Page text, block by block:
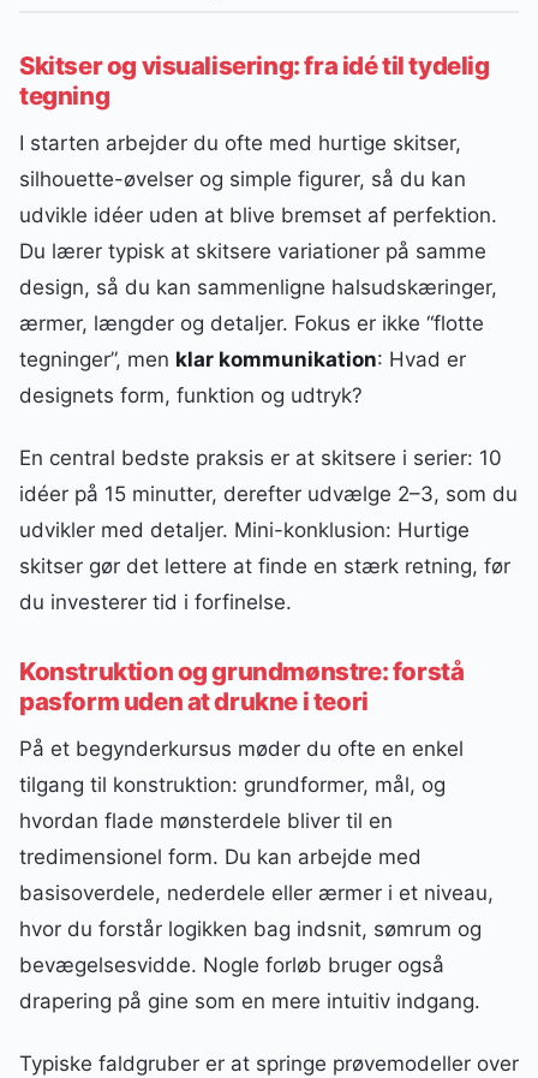
Skitser og visualisering: fra idé til tydelig
tegning
I starten arbejder du ofte med hurtige skitser,
silhouette-øvelser og simple figurer, så du kan
udvikle idéer uden at blive bremset af perfektion.
Du lærer typisk at skitsere variationer på samme
design, så du kan sammenligne halsudskæringer,
ærmer, længder og detaljer. Fokus er ikke “flotte
tegninger”, men klar kommunikation: Hvad er
designets form, funktion og udtryk?
En central bedste praksis er at skitsere i serier: 10
idéer på 15 minutter, derefter udvælge 2–3, som du
udvikler med detaljer. Mini-konklusion: Hurtige
skitser gør det lettere at finde en stærk retning, før
du investerer tid i forfinelse.
Konstruktion og grundmønstre: forstå
pasform uden at drukne i teori
På et begynderkursus møder du ofte en enkel
tilgang til konstruktion: grundformer, mål, og
hvordan flade mønsterdele bliver til en
tredimensionel form. Du kan arbejde med
basisoverdele, nederdele eller ærmer i et niveau,
hvor du forstår logikken bag indsnit, sømrum og
bevægelsesvidde. Nogle forløb bruger også
drapering på gine som en mere intuitiv indgang.
Typiske faldgruber er at springe prøvemodeller over